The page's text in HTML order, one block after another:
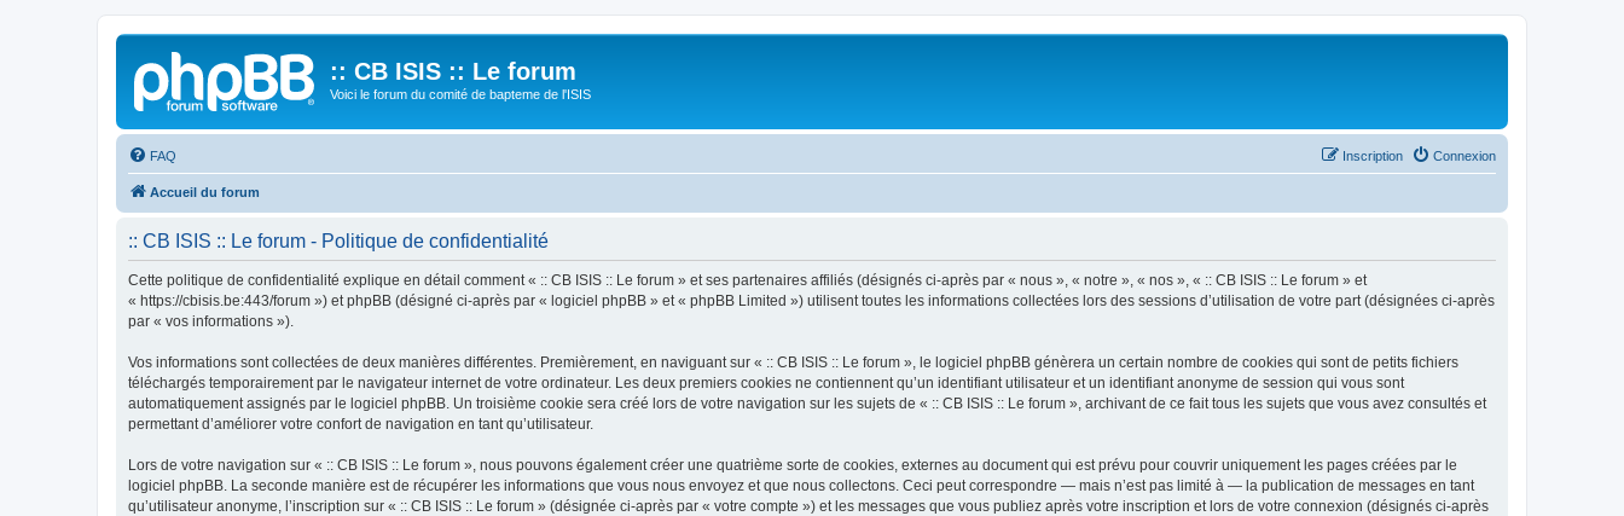
:: CB ISIS :: Le forum
Voici le forum du comité de bapteme de l'ISIS
FAQ Connexion
Inscription
Accueil du forum
:: CB ISIS :: Le forum - Politique de confidentialité
Cette politique de confidentialité explique en détail comment « :: CB ISIS :: Le forum » et ses partenaires affiliés (désignés ci-après par « nous », « notre », « nos », « :: CB ISIS :: Le forum » et
« https://cbisis.be:443/forum ») et phpBB (désigné ci-après par « logiciel phpBB » et « phpBB Limited ») utilisent toutes les informations collectées lors des sessions d’utilisation de votre part (désignées ci-après
par « vos informations »).
Vos informations sont collectées de deux manières différentes. Premièrement, en naviguant sur « :: CB ISIS :: Le forum », le logiciel phpBB génèrera un certain nombre de cookies qui sont de petits fichiers
téléchargés temporairement par le navigateur internet de votre ordinateur. Les deux premiers cookies ne contiennent qu’un identifiant utilisateur et un identifiant anonyme de session qui vous sont
automatiquement assignés par le logiciel phpBB. Un troisième cookie sera créé lors de votre navigation sur les sujets de « :: CB ISIS :: Le forum », archivant de ce fait tous les sujets que vous avez consultés et
permettant d’améliorer votre confort de navigation en tant qu’utilisateur.
Lors de votre navigation sur « :: CB ISIS :: Le forum », nous pouvons également créer une quatrième sorte de cookies, externes au document qui est prévu pour couvrir uniquement les pages créées par le
logiciel phpBB. La seconde manière est de récupérer les informations que vous nous envoyez et que nous collectons. Ceci peut correspondre — mais n’est pas limité à — la publication de messages en tant
qu’utilisateur anonyme, l’inscription sur « :: CB ISIS :: Le forum » (désignée ci-après par « votre compte ») et les messages que vous publiez après votre inscription et lors de votre connexion (désignés ci-après